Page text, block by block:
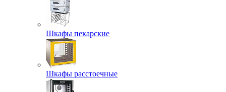
Шкафы пекарские
Шкафы расстоечные